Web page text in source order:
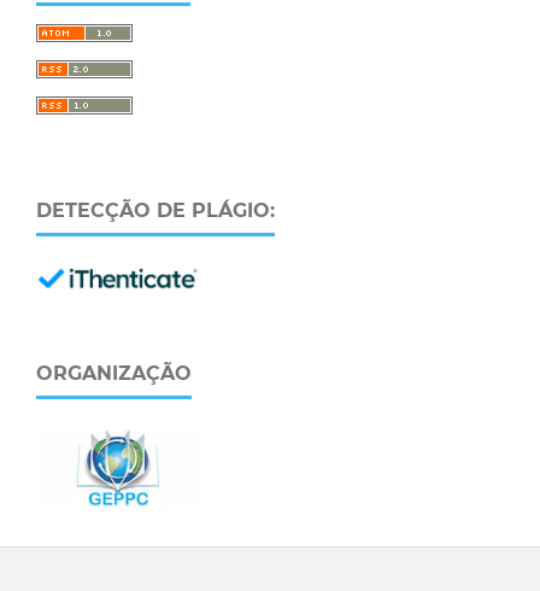
DETECÇÃO DE PLÁGIO:
ORGANIZAÇÃO